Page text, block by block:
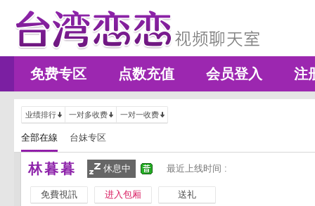
免费专区 点数充值 会员登入 注
业绩排行 一对多收费 一对一收费
全部在線 台妹专区
林暮暮 休息中 最近上线时间 :
免費視訊 进入包厢 送礼